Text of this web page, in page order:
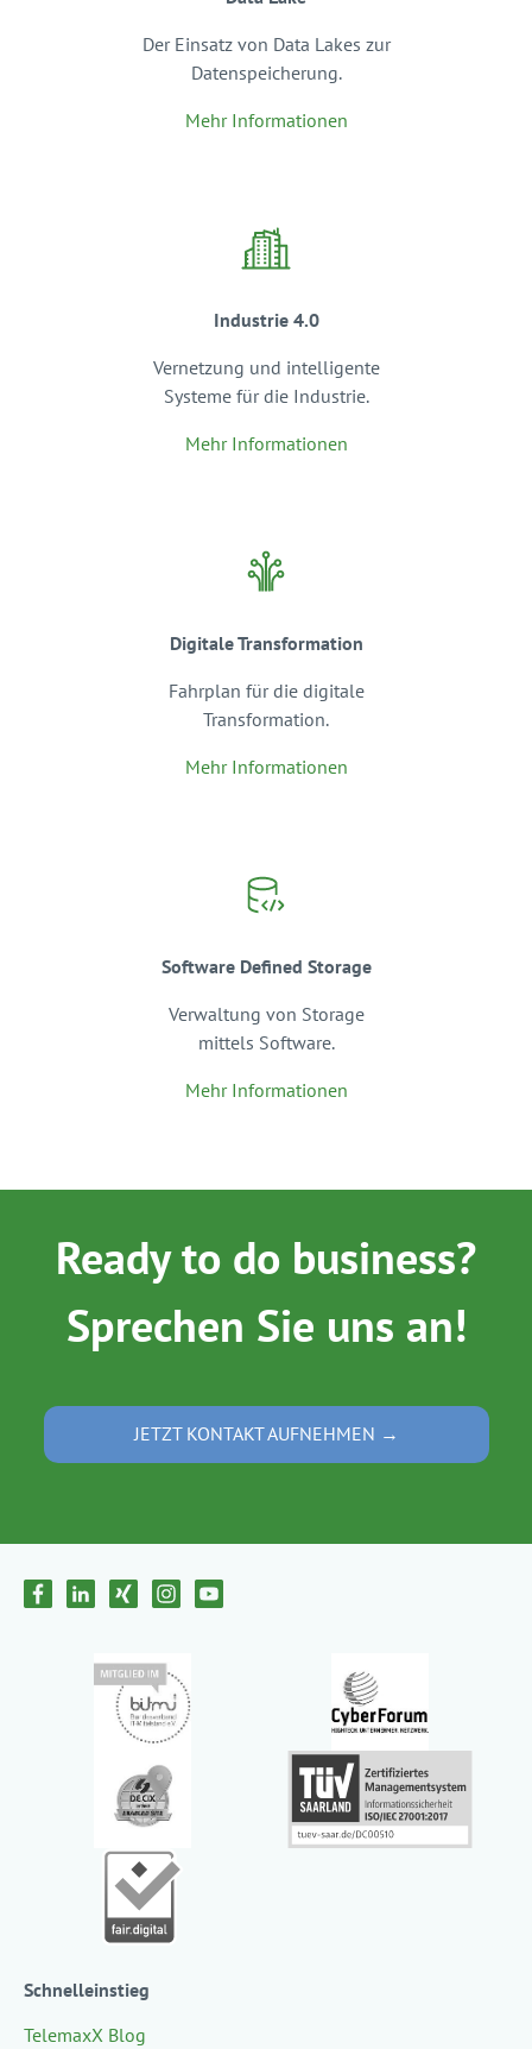
Der Einsatz von Data Lakes zur
Datenspeicherung.
Mehr Informationen
Industrie 4.0
Vernetzung und intelligente
Systeme für die Industrie.
Mehr Informationen
Digitale Transformation
Fahrplan für die digitale
Transformation.
Mehr Informationen
Software Defined Storage
Verwaltung von Storage
mittels Software.
Mehr Informationen
Ready to do business?
Sprechen Sie uns an!
JETZT KONTAKT AUFNEHMEN →
Schnelleinstieg
TelemaxX Blog